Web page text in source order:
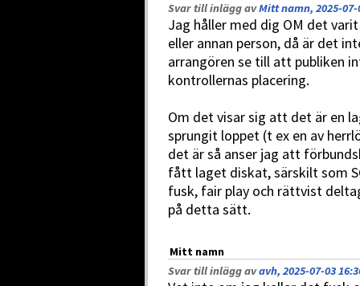
Svar till inlägg avMitt namn, 2025-07-
Jag håller med dig OM det
eller annan person, då är det
arrangören se till att publiken
kontrollernas placering.
Om det visar sig att det är en
sprungit loppet (t ex en av
det är så anser jag att
fått laget diskat, särskilt som
fusk, fair play och rättvist
på detta sätt.
Mitt namn
Svar till inlägg avavh, 2025-07-03